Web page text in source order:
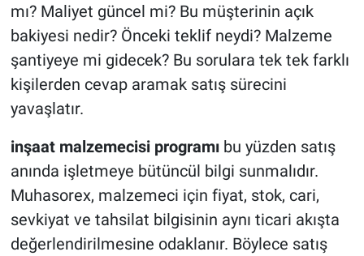
mı? Maliyet güncel mi? Bu müşterinin açık
bakiyesi nedir? Önceki teklif neydi? Malzeme
şantiyeye mi gidecek? Bu sorulara tek tek farklı
kişilerden cevap aramak satış sürecini
yavaşlatır.
inşaat malzemecisi programıbu yüzden satış
anında işletmeye bütüncül bilgi sunmalıdır.
Muhasorex, malzemeci için fiyat, stok, cari,
sevkiyat ve tahsilat bilgisinin aynı ticari akışta
değerlendirilmesine odaklanır. Böylece satış